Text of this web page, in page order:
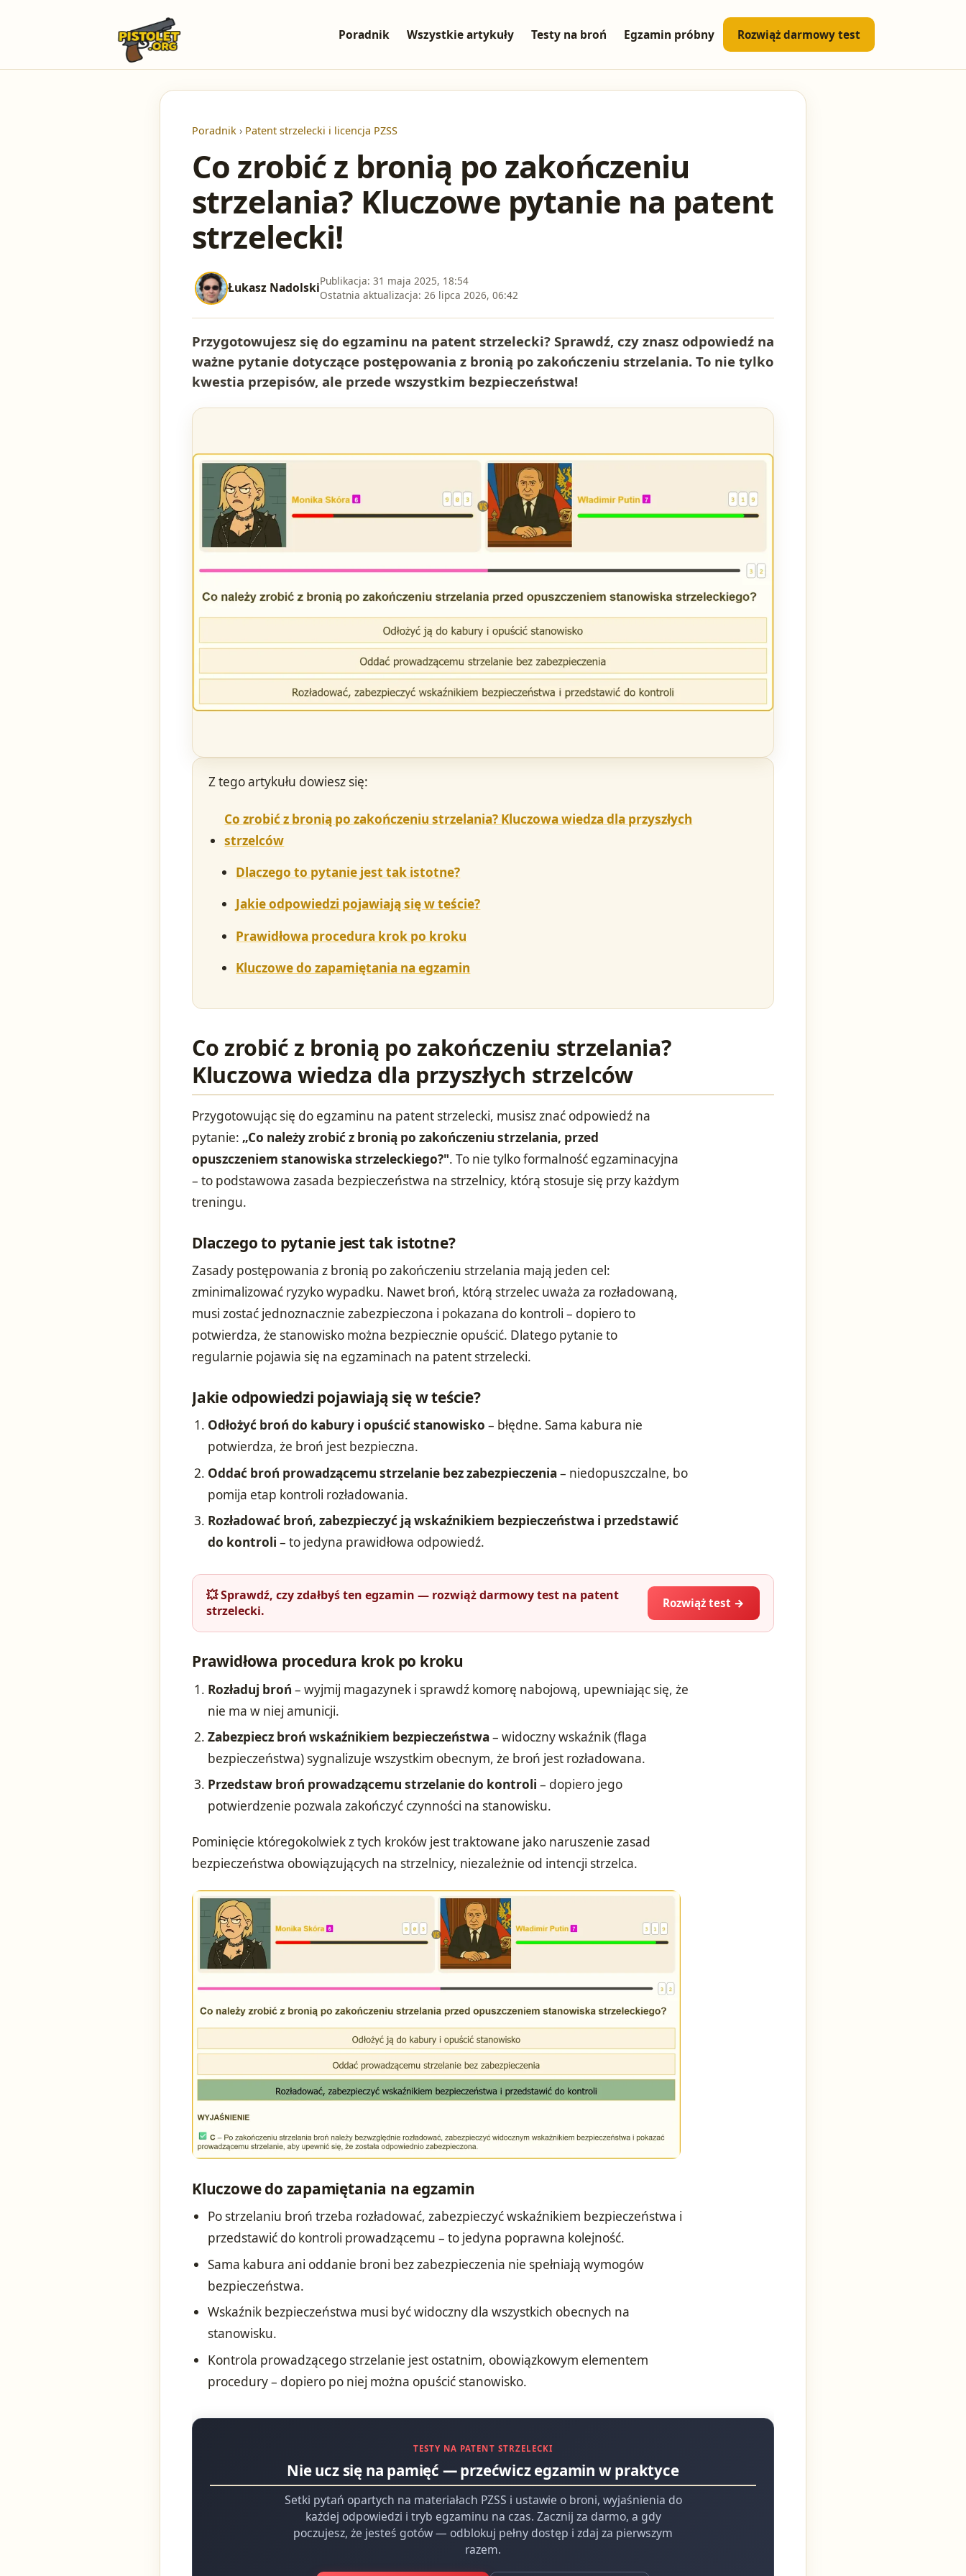
Poradnik Wszystkie artykuły Testy na broń Egzamin próbny Rozwiąż darmowy test
Poradnik › Patent strzelecki i licencja PZSS
Co zrobić z bronią po zakończeniu
strzelania? Kluczowe pytanie na patent
strzelecki!
Łukasz NadolskiPublikacja: 31 maja 2025, 18:54
Ostatnia aktualizacja: 26 lipca 2026, 06:42
Przygotowujesz się do egzaminu na patent strzelecki? Sprawdź, czy znasz odpowiedź na
ważne pytanie dotyczące postępowania z bronią po zakończeniu strzelania. To nie tylko
kwestia przepisów, ale przede wszystkim bezpieczeństwa!
Z tego artykułu dowiesz się:
Co zrobić z bronią po zakończeniu strzelania? Kluczowa wiedza dla przyszłych
strzelców
Dlaczego to pytanie jest tak istotne?
Jakie odpowiedzi pojawiają się w teście?
Prawidłowa procedura krok po kroku
Kluczowe do zapamiętania na egzamin
Co zrobić z bronią po zakończeniu strzelania?
Kluczowa wiedza dla przyszłych strzelców
Przygotowując się do egzaminu na patent strzelecki, musisz znać odpowiedź na
pytanie: „Co należy zrobić z bronią po zakończeniu strzelania, przed
opuszczeniem stanowiska strzeleckiego?". To nie tylko formalność egzaminacyjna
– to podstawowa zasada bezpieczeństwa na strzelnicy, którą stosuje się przy każdym
treningu.
Dlaczego to pytanie jest tak istotne?
Zasady postępowania z bronią po zakończeniu strzelania mają jeden cel:
zminimalizować ryzyko wypadku. Nawet broń, którą strzelec uważa za rozładowaną,
musi zostać jednoznacznie zabezpieczona i pokazana do kontroli – dopiero to
potwierdza, że stanowisko można bezpiecznie opuścić. Dlatego pytanie to
regularnie pojawia się na egzaminach na patent strzelecki.
Jakie odpowiedzi pojawiają się w teście?
Odłożyć broń do kabury i opuścić stanowisko – błędne. Sama kabura nie
potwierdza, że broń jest bezpieczna.
Oddać broń prowadzącemu strzelanie bez zabezpieczenia– niedopuszczalne, bo
pomija etap kontroli rozładowania.
Rozładować broń, zabezpieczyć ją wskaźnikiem bezpieczeństwa i przedstawić
do kontroli – to jedyna prawidłowa odpowiedź.
💥 Sprawdź, czy zdałbyś ten egzamin — rozwiąż darmowy test na patent
strzelecki.
Rozwiąż test →
Prawidłowa procedura krok po kroku
Rozładuj broń – wyjmij magazynek i sprawdź komorę nabojową, upewniając się, że
nie ma w niej amunicji.
Zabezpiecz broń wskaźnikiem bezpieczeństwa– widoczny wskaźnik (flaga
bezpieczeństwa) sygnalizuje wszystkim obecnym, że broń jest rozładowana.
Przedstaw broń prowadzącemu strzelanie do kontroli – dopiero jego
potwierdzenie pozwala zakończyć czynności na stanowisku.
Pominięcie któregokolwiek z tych kroków jest traktowane jako naruszenie zasad
bezpieczeństwa obowiązujących na strzelnicy, niezależnie od intencji strzelca.
Kluczowe do zapamiętania na egzamin
Po strzelaniu broń trzeba rozładować, zabezpieczyć wskaźnikiem bezpieczeństwa i
przedstawić do kontroli prowadzącemu – to jedyna poprawna kolejność.
Sama kabura ani oddanie broni bez zabezpieczenia nie spełniają wymogów
bezpieczeństwa.
Wskaźnik bezpieczeństwa musi być widoczny dla wszystkich obecnych na
stanowisku.
Kontrola prowadzącego strzelanie jest ostatnim, obowiązkowym elementem
procedury – dopiero po niej można opuścić stanowisko.
TESTY NA PATENT STRZELECKI
Nie ucz się na pamięć — przećwicz egzamin w praktyce
Setki pytań opartych na materiałach PZSS i ustawie o broni, wyjaśnienia do
każdej odpowiedzi i tryb egzaminu na czas. Zacznij za darmo, a gdy
poczujesz, że jesteś gotów — odblokuj pełny dostęp i zdaj za pierwszym
razem.